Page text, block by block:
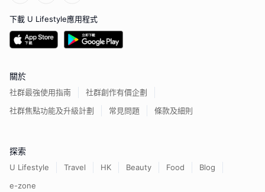
下載 U Lifestyle應用程式
關於
社群最強使用指南
社群創作有價企劃
社群焦點功能及升級計劃
常見問題 條款及細則
探索
U Lifestyle Travel HK Beauty Food
Blog
e-zone